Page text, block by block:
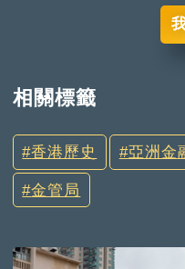
相關標籤
香港歷史 亞洲金
金管局